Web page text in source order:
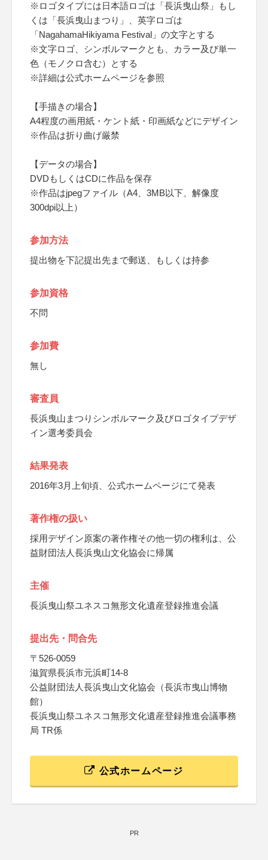
※ロゴタイプには日本語ロゴは「長浜曳山祭」もし
くは「長浜曳山まつり」、英字ロゴは
「NagahamaHikiyama Festival」の文字とする
※文字ロゴ、シンボルマークとも、カラー及び単一
色（モノクロ含む）とする
※詳細は公式ホームページを参照
【手描きの場合】
A4程度の画用紙・ケント紙・印画紙などにデザイン
※作品は折り曲げ厳禁
【データの場合】
DVDもしくはCDに作品を保存
※作品はjpegファイル（A4、3MB以下、解像度
300dpi以上）
参加方法
提出物を下記提出先まで郵送、もしくは持参
参加資格
不問
参加費
無し
審査員
長浜曳山まつりシンボルマーク及びロゴタイプデザ
イン選考委員会
結果発表
2016年3月上旬頃、公式ホームページにて発表
著作権の扱い
採用デザイン原案の著作権その他一切の権利は、公
益財団法人長浜曳山文化協会に帰属
主催
長浜曳山祭ユネスコ無形文化遺産登録推進会議
提出先・問合先
〒526-0059
滋賀県長浜市元浜町14-8
公益財団法人長浜曳山文化協会（長浜市曳山博物
館）
長浜曳山祭ユネスコ無形文化遺産登録推進会議事務
局 TR係
公式ホームページ
PR